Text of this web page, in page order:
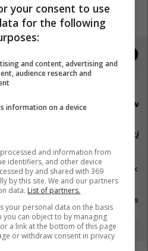
Impex
Sektorist/e
Logjistikë
Viti
30
your consent to use
for the following
and content, advertising and
audience research and
information on a device
and information from
identifiers, and other device
by and shared with 369
by this site. We and our partners
data. List of partners.
your personal data on the basis
you can object to by managing
a link at the bottom of this page
or withdraw consent in privacy